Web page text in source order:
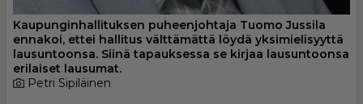
Kaupunginhallituksen puheenjohtaja Tuomo Jussila
ennakoi, ettei hallitus välttämättä löydä yksimielisyyttä
lausuntoonsa. Siinä tapauksessa se kirjaa lausuntoonsa
erilaiset lausumat.
Petri Sipiläinen